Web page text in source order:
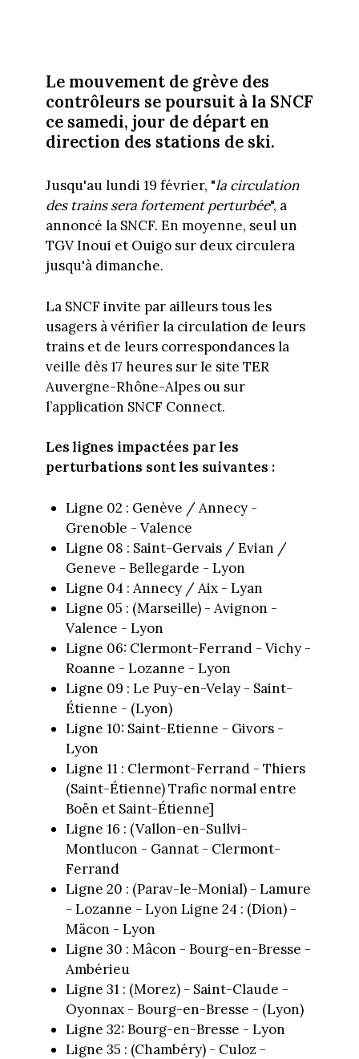
Le mouvement de grève des
contrôleurs se poursuit à la SNCF
ce samedi, jour de départ en
direction des stations de ski.
Jusqu'au lundi 19 février, "la circulation
des trains sera fortement perturbée", a
annoncé la SNCF. En moyenne, seul un
TGV Inoui et Ouigo sur deux circulera
jusqu'à dimanche.
La SNCF invite par ailleurs tous les
usagers à vérifier la circulation de leurs
trains et de leurs correspondances la
veille dès 17 heures sur le site TER
Auvergne-Rhône-Alpes ou sur
l’application SNCF Connect.
Les lignes impactées par les
perturbations sont les suivantes :
Ligne 02 : Genève / Annecy -
Grenoble - Valence
Ligne 08 : Saint-Gervais / Evian /
Geneve - Bellegarde - Lyon
Ligne 04 : Annecy / Aix - Lyan
Ligne 05 : (Marseille) - Avignon -
Valence - Lyon
Ligne 06: Clermont-Ferrand - Vichy -
Roanne - Lozanne - Lyon
Ligne 09 : Le Puy-en-Velay - Saint-
Étienne - (Lyon)
Ligne 10: Saint-Etienne - Givors -
Lyon
Ligne 11 : Clermont-Ferrand - Thiers
(Saint-Étienne) Trafic normal entre
Boën et Saint-Étienne]
Ligne 16 : (Vallon-en-Sullvi-
Montlucon - Gannat - Clermont-
Ferrand
Ligne 20 : (Parav-le-Monial) - Lamure
- Lozanne - Lyon Ligne 24 : (Dion) -
Mäcon - Lyon
Ligne 30 : Mâcon - Bourg-en-Bresse -
Ambérieu
Ligne 31 : (Morez) - Saint-Claude -
Oyonnax - Bourg-en-Bresse - (Lyon)
Ligne 32: Bourg-en-Bresse - Lyon
Ligne 35 : (Chambéry) - Culoz -